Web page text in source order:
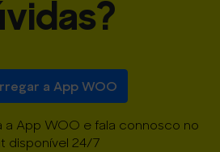
a App WOO
a App WOO e fala connosco no
disponível 24/7